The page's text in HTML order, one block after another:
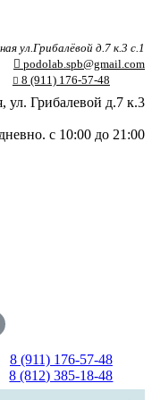
ул.Грибалёвой д.7 к.3 с.1
podolab.spb@gmail.com
8 (911) 176-57-48
ул. Грибалевой д.7 к.3
с 10:00 до 21:00
8 (911) 176-57-48
8 (812) 385-18-48